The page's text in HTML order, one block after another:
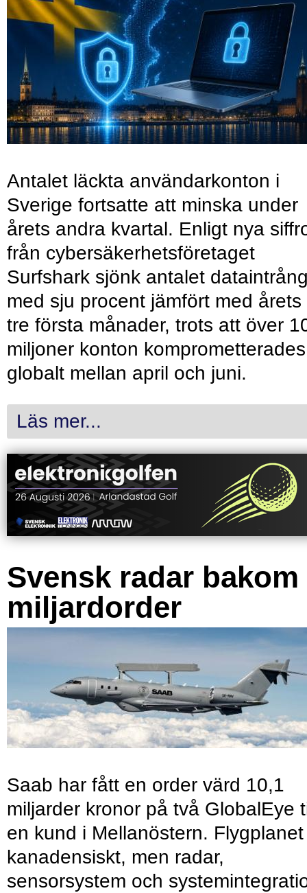
Antalet läckta användarkonton i
Sverige fortsatte att minska under
årets andra kvartal. Enligt nya
från cybersäkerhetsföretaget
Surfshark sjönk antalet
med sju procent jämfört med årets
tre första månader, trots att över
miljoner konton komprometterades
globalt mellan april och juni.
Läs mer...
Svensk radar bakom
miljardorder
Saab har fått en order värd 10,1
miljarder kronor på två GlobalEye
en kund i Mellanöstern.
kanadensiskt, men radar,
sensorsystem och